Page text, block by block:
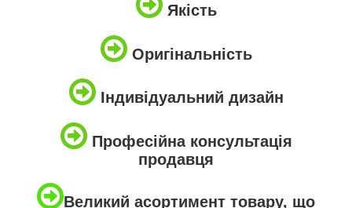
Якість
Оригінальність
Індивідуальний дизайн
Професійна консультація
продавця
Великий асортимент товару, що